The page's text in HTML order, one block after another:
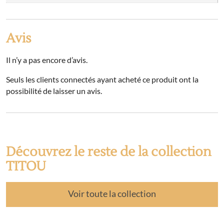
Avis
Il n’y a pas encore d’avis.
Seuls les clients connectés ayant acheté ce produit ont la
possibilité de laisser un avis.
Découvrez le reste de la collection
TITOU
Voir toute la collection